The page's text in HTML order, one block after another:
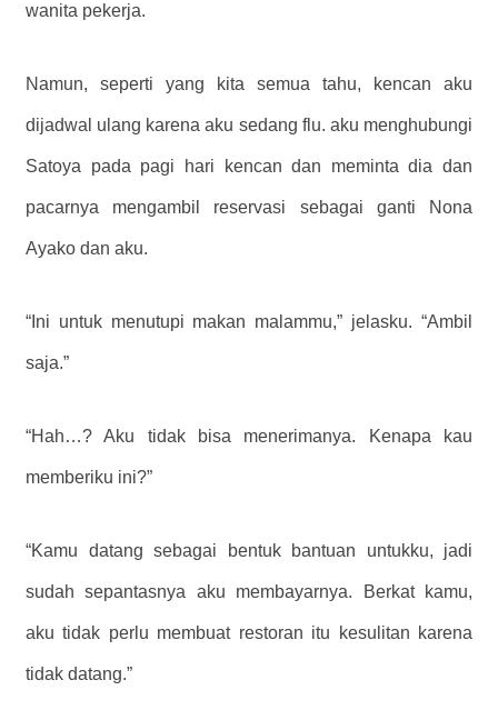
wanita pekerja.
Namun, seperti yang kita semua tahu, kencan aku
dijadwal ulang karena aku sedang flu. aku menghubungi
Satoya pada pagi hari kencan dan meminta dia dan
pacarnya mengambil reservasi sebagai ganti Nona
Ayako dan aku.
“Ini untuk menutupi makan malammu,” jelasku. “Ambil
saja.”
“Hah…? Aku tidak bisa menerimanya. Kenapa kau
memberiku ini?”
“Kamu datang sebagai bentuk bantuan untukku, jadi
sudah sepantasnya aku membayarnya. Berkat kamu,
aku tidak perlu membuat restoran itu kesulitan karena
tidak datang.”